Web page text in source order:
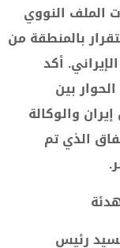
الملف النووي
بالمنطقة من
أكد
بين
والوكالة
الذي تم
رئيس